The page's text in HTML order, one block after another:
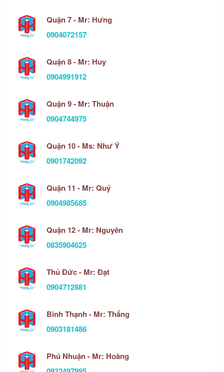
Quận 7 - Mr: Hưng
0904072157
Quận 8 - Mr: Huy
0904991912
Quận 9 - Mr: Thuận
0904744975
Quận 10 - Ms: Như Ý
0901742092
Quận 11 - Mr: Quý
0904985685
Quận 12 - Mr: Nguyên
0835904625
Thủ Đức - Mr: Đạt
0904712881
Bình Thạnh - Mr: Thắng
0903181486
Phú Nhuận - Mr: Hoàng